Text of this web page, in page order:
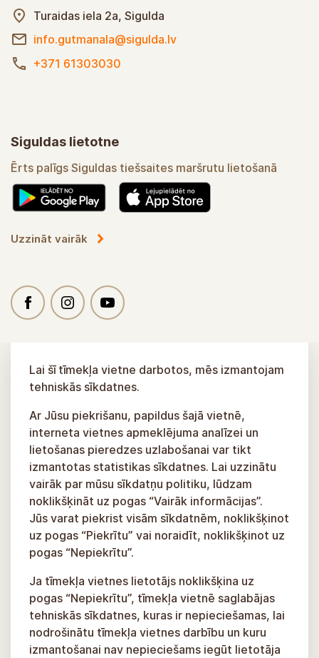
Turaidas iela 2a, Sigulda
info.gutmanala@sigulda.lv
+371 61303030
Siguldas lietotne
Ērts palīgs Siguldas tiešsaites maršrutu lietošanā
Uzzināt vairāk
Lai šī tīmekļa vietne darbotos, mēs izmantojam
tehniskās sīkdatnes.
Ar Jūsu piekrišanu, papildus šajā vietnē,
interneta vietnes apmeklējuma analīzei un
lietošanas pieredzes uzlabošanai var tikt
izmantotas statistikas sīkdatnes. Lai uzzinātu
vairāk par mūsu sīkdatņu politiku, lūdzam
noklikšķināt uz pogas “Vairāk informācijas”.
Jūs varat piekrist visām sīkdatnēm, noklikšķinot
uz pogas “Piekrītu” vai noraidīt, noklikšķinot uz
pogas “Nepiekrītu”.
Ja tīmekļa vietnes lietotājs noklikšķina uz
pogas “Nepiekrītu”, tīmekļa vietnē saglabājas
tehniskās sīkdatnes, kuras ir nepieciešamas, lai
nodrošinātu tīmekļa vietnes darbību un kuru
izmantošanai nav nepieciešams iegūt lietotāja